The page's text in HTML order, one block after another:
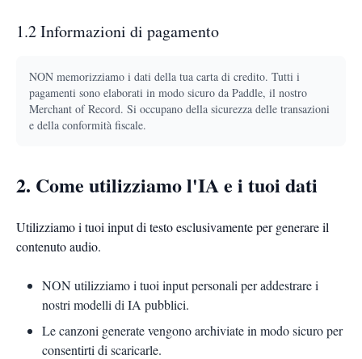
1.2 Informazioni di pagamento
NON memorizziamo i dati della tua carta di credito. Tutti i
pagamenti sono elaborati in modo sicuro da Paddle, il nostro
Merchant of Record. Si occupano della sicurezza delle transazioni
e della conformità fiscale.
2. Come utilizziamo l'IA e i tuoi dati
Utilizziamo i tuoi input di testo esclusivamente per generare il
contenuto audio.
NON utilizziamo i tuoi input personali per addestrare i
nostri modelli di IA pubblici.
Le canzoni generate vengono archiviate in modo sicuro per
consentirti di scaricarle.